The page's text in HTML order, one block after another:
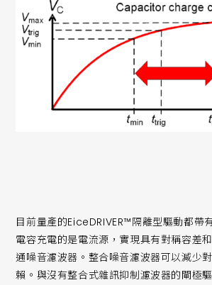
目前量產的EiceDRIVER™隔離型驅動都帶
電容充電的是電流源，實現具有對稱容差
通噪音濾波器。整合噪音濾波器可以減少
賴。與沒有整合式雜訊抑制濾波器的閘極